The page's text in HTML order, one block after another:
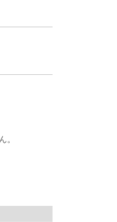
。